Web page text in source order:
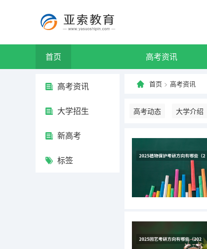
首页 高考资讯
高考资讯
大学招生
新高考
标签
首页 > 高考资讯
高考动态 大学介绍